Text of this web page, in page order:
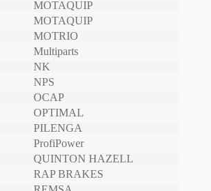
MOTAQUIP
MOTAQUIP
MOTRIO
Multiparts
NK
NPS
OCAP
OPTIMAL
PILENGA
ProfiPower
QUINTON HAZELL
RAP BRAKES